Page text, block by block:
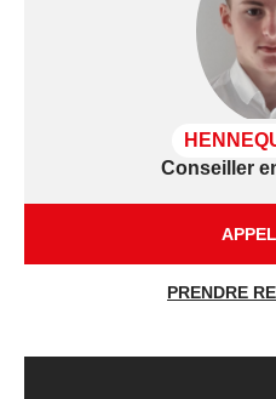
Conseiller
PRENDRE